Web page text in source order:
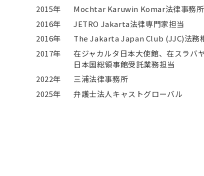
2015年
Mochtar Karuwin Komar法律事務所
2016年
JETRO Jakarta法律専門家担当
2016年
The Jakarta Japan Club (JJC)法務
2017年
在ジャカルタ日本大使館、在スラバ
日本国総領事館受託業務担当
2022年
三浦法律事務所
2025年
弁護士法人キャストグローバル